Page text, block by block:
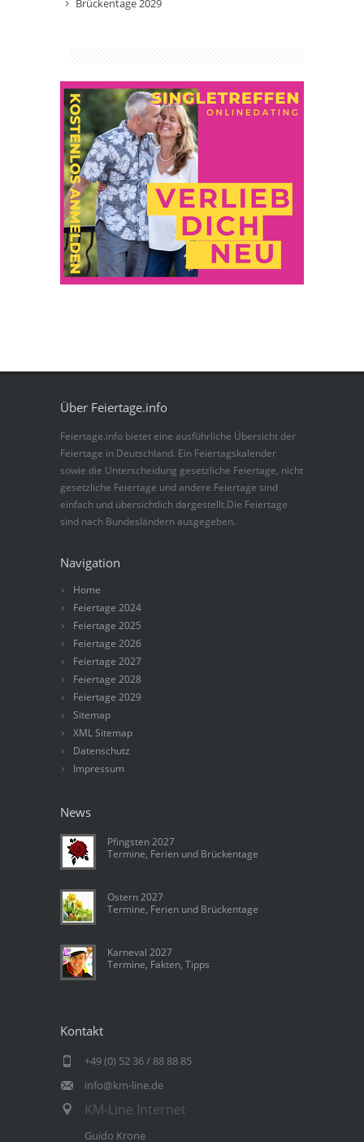
Brückentage 2029
Über Feiertage.info
Feiertage.info bietet eine ausführliche Übersicht der
Feiertage in Deutschland. Ein Feiertagskalender
sowie die Unterscheidung gesetzliche Feiertage, nicht
gesetzliche Feiertage und andere Feiertage sind
einfach und übersichtlich dargestellt.Die Feiertage
sind nach Bundesländern ausgegeben.
Navigation
Home
Feiertage 2024
Feiertage 2025
Feiertage 2026
Feiertage 2027
Feiertage 2028
Feiertage 2029
Sitemap
XML Sitemap
Datenschutz
Impressum
News
Pfingsten 2027
Termine, Ferien und Brückentage
Ostern 2027
Termine, Ferien und Brückentage
Karneval 2027
Termine, Fakten, Tipps
Kontakt
+49 (0) 52 36 / 88 88 85
info@km-line.de
KM-Line Internet
Guido Krone